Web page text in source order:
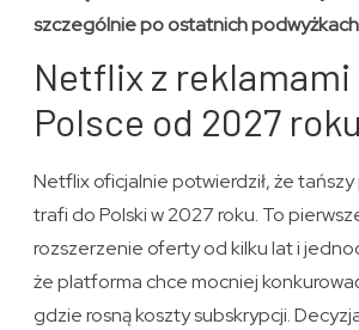
szczególnie po ostatnich
Netflix z reklamami
Polsce od 2027 roku
Netflix oficjalnie potwierdził, że tańszy
trafi do Polski w 2027 roku. To
rozszerzenie oferty od kilku lat i
że platforma chce mocniej
gdzie rosną koszty subskrypcji.